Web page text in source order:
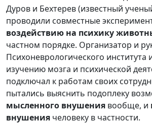
Дуров и Бехтерев (известный
проводили совместные
воздействию на психику
частном порядке. Организатор и
Психоневрологического института
изучению мозга и психической
подключал к работам своих
пытались выяснить подоплеку
мысленного внушения вообще, и
внушения человеку в частности.